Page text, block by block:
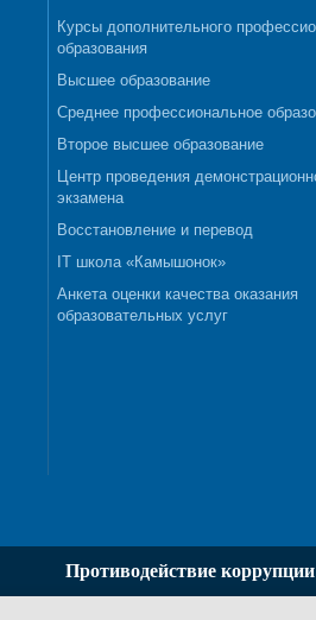
Курсы дополнительного
образования
Высшее образование
Среднее профессиональное
Второе высшее образование
Центр проведения
экзамена
Восстановление и перевод
IT школа «Камышонок»
Анкета оценки качества оказания
образовательных услуг
Противодействие коррупции